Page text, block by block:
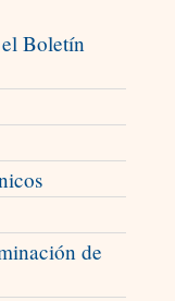
Boletín
de